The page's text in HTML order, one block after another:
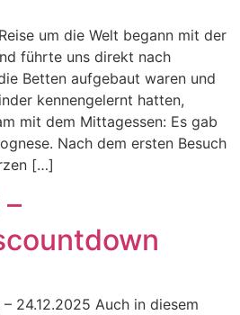
um die Welt begann mit der
führte uns direkt nach
Betten aufgebaut waren und
kennengelernt hatten,
mit dem Mittagessen: Es gab
Nach dem ersten Besuch
[…]
24.12.2025 Auch in diesem